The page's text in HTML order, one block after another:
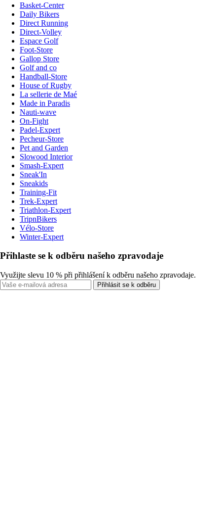
Basket-Center
Daily Bikers
Direct Running
Direct-Volley
Espace Golf
Foot-Store
Gallop Store
Golf and co
Handball-Store
House of Rugby
La sellerie de Maé
Made in Paradis
Nauti-wave
On-Fight
Padel-Expert
Pecheur-Store
Pet and Garden
Slowood Interior
Smash-Expert
Sneak'In
Sneakids
Training-Fit
Trek-Expert
Triathlon-Expert
TripnBikers
Vélo-Store
Winter-Expert
Přihlaste se k odběru našeho zpravodaje
Využijte slevu 10 % při přihlášení k odběru našeho zpravodaje.
Přihlásit se k odběru